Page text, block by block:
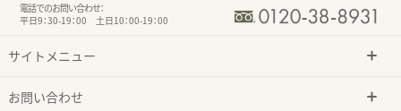
電話でのお問い合わせ：
平日9：30-19：00 土日10：00-19：00
サイトメニュー
お問い合わせ